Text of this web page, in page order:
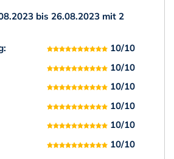
bis 26.08.2023 mit 2
10/10
10/10
10/10
10/10
10/10
10/10